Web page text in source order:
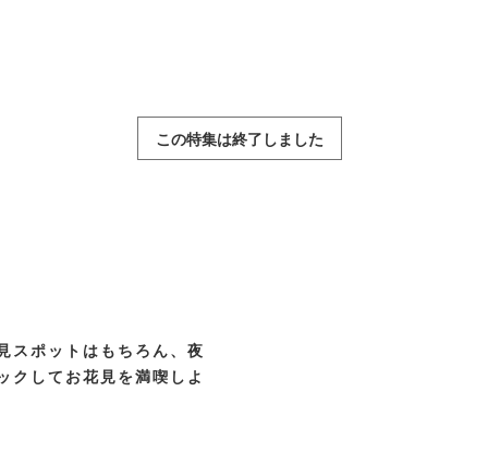
この特集は終了しました
スポットはもちろん、夜
クしてお花見を満喫しよ